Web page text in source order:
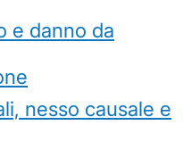
e danno da
nesso causale e